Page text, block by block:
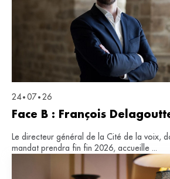
24 • 07 • 26
Face B : François
Le directeur général de la Cité de la voix,
mandat prendra fin fin 2026, accueille ...